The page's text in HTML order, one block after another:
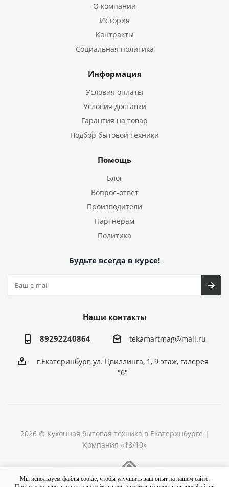
О компании
История
Контракты
Социальная политика
Информация
Условия оплаты
Условия доставки
Гарантия на товар
Подбор бытовой техники
Помощь
Блог
Вопрос-ответ
Производители
Партнерам
Политика
Будьте всегда в курсе!
Наши контакты
89292240864 tekamartmag@mail.ru
г.Екатеринбург, ул. Цвиллинга, 1, 9 этаж, галерея
"б"
2026 © Кухонная бытовая техника в Екатеринбурге |
Компания «18/10»
Мы используем файлы cookie, чтобы улучшить ваш опыт на нашем сайте.